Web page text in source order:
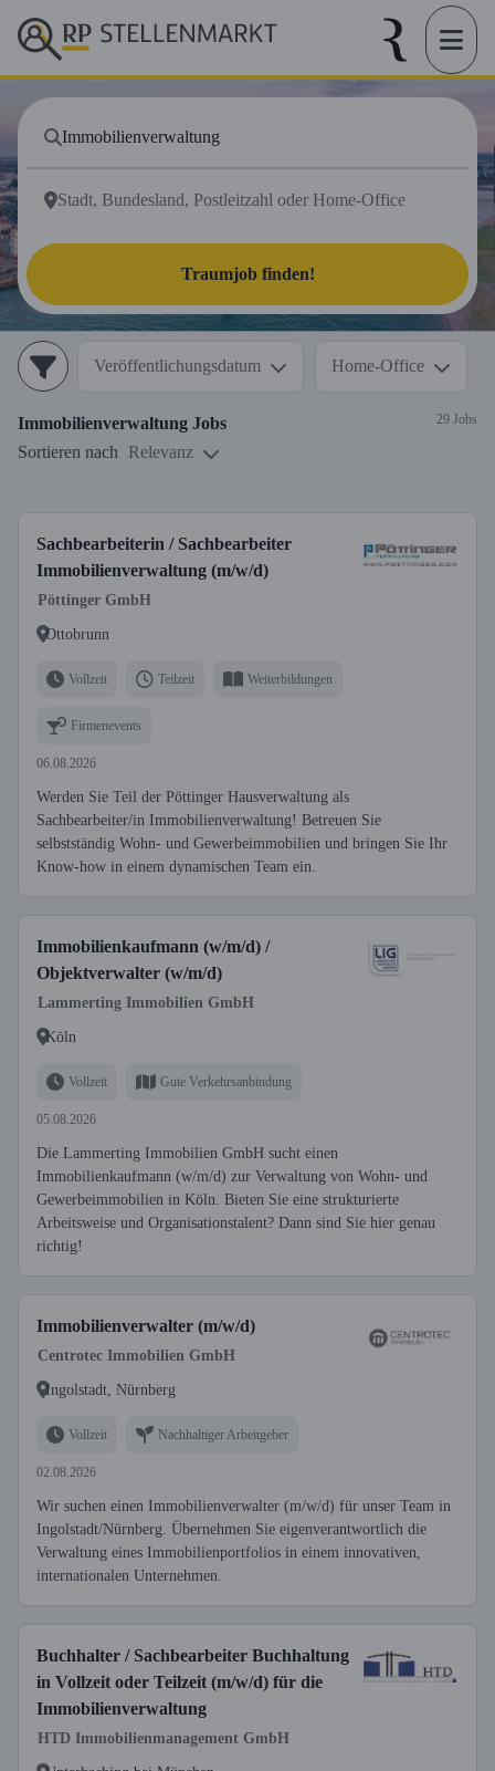
Traumjob finden!
Veröffentlichungsdatum Home-Office
Immobilienverwaltung Jobs 29 Jobs
Sortieren nach Relevanz
Sachbearbeiterin / Sachbearbeiter
Immobilienverwaltung (m/w/d)
Pöttinger GmbH
Ottobrunn
Vollzeit Teilzeit Weiterbildungen
Firmenevents
06.08.2026
Werden Sie Teil der Pöttinger Hausverwaltung als
Sachbearbeiter/in Immobilienverwaltung! Betreuen Sie
selbstständig Wohn- und Gewerbeimmobilien und bringen Sie Ihr
Know-how in einem dynamischen Team ein.
Immobilienkaufmann (w/m/d) /
Objektverwalter (w/m/d)
Lammerting Immobilien GmbH
Köln
Vollzeit Gute Verkehrsanbindung
05.08.2026
Die Lammerting Immobilien GmbH sucht einen
Immobilienkaufmann (w/m/d) zur Verwaltung von Wohn- und
Gewerbeimmobilien in Köln. Bieten Sie eine strukturierte
Arbeitsweise und Organisationstalent? Dann sind Sie hier genau
richtig!
Immobilienverwalter (m/w/d)
Centrotec Immobilien GmbH
Ingolstadt, Nürnberg
Vollzeit Nachhaltiger Arbeitgeber
02.08.2026
Wir suchen einen Immobilienverwalter (m/w/d) für unser Team in
Ingolstadt/Nürnberg. Übernehmen Sie eigenverantwortlich die
Verwaltung eines Immobilienportfolios in einem innovativen,
internationalen Unternehmen.
Buchhalter / Sachbearbeiter Buchhaltung
in Vollzeit oder Teilzeit (m/w/d) für die
Immobilienverwaltung
HTD Immobilienmanagement GmbH